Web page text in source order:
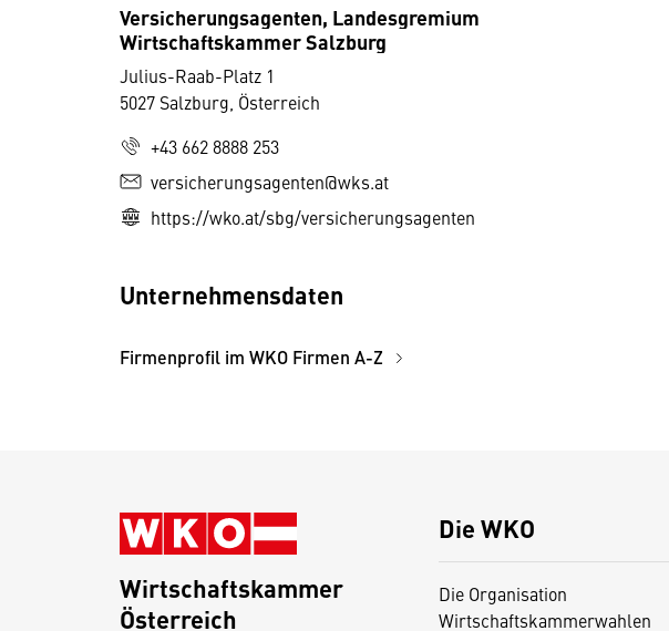
Versicherungsagenten, Landesgremium
Wirtschaftskammer Salzburg
Julius-Raab-Platz 1
5027 Salzburg, Österreich
+43 662 8888 253
versicherungsagenten@wks.at
https://wko.at/sbg/versicherungsagenten
Unternehmensdaten
Firmenprofil im WKO Firmen A-Z
Die WKO
Die Organisation
Wirtschaftskammerwahlen
Wirtschaftskammer
Österreich